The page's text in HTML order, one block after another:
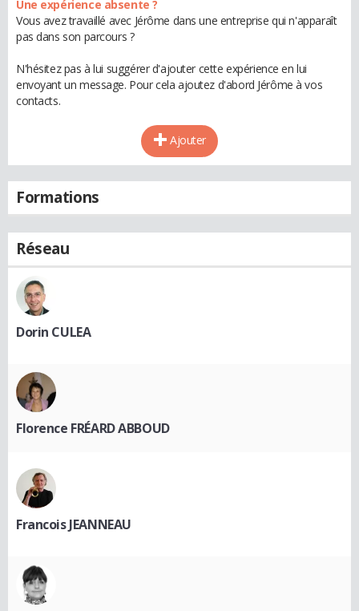
Une expérience absente ?
Vous avez travaillé avec Jérôme dans une entreprise qui n'apparaît
pas dans son parcours ?
N'hésitez pas à lui suggérer d'ajouter cette expérience en lui
envoyant un message. Pour cela ajoutez d'abord Jérôme à vos
contacts.
Ajouter
Formations
Réseau
Dorin CULEA
Florence FRÉARD ABBOUD
Francois JEANNEAU